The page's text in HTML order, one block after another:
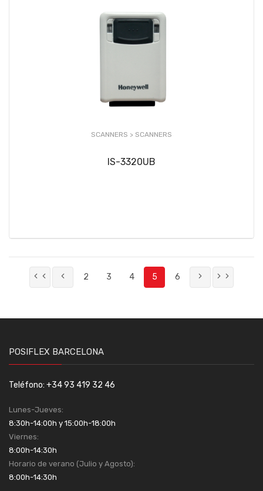
SCANNERS > SCANNERS
IS-3320UB
2 3 4 5 6
POSIFLEX BARCELONA
Teléfono: +34 93 419 32 46
Lunes-Jueves:
8:30h-14:00h y 15:00h-18:00h
Viernes:
8:00h-14:30h
Horario de verano (Julio y Agosto):
8:00h-14:30h